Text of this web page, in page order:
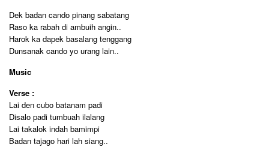
Dek badan cando pinang sabatang
Raso ka rabah di ambuih angin..
Harok ka dapek basalang tenggang
Dunsanak cando yo urang lain..
Music
Verse :
Lai den cubo batanam padi
Disalo padi tumbuah ilalang
Lai takalok indah bamimpi
Badan tajago hari lah siang..